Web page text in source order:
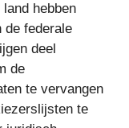
hebben
de federale
deel
de
te vervangen
te